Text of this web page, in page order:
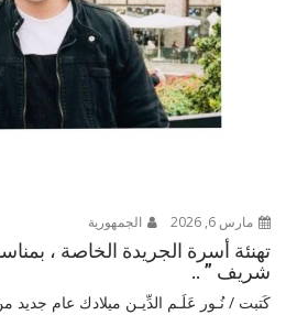
مارس 6, 2026 الجمهورية
تهنئة أسرة الجريدة الخاصة ،
شريف ” ..
كَتبت / نُـور عَلَـم الدِّيـن ميلادك عام جديد